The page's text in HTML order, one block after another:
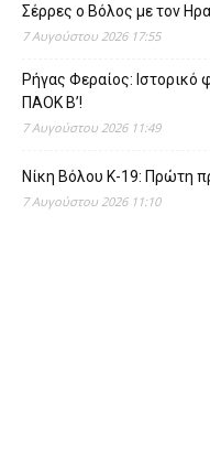
Σέρρες ο Βόλος με τον
7 Αυγούστου 2026 17:55
Ρήγας Φεραίος: Ιστορικό
ΠΑΟΚ Β’!
7 Αυγούστου 2026 11:49
Νίκη Βόλου Κ-19: Πρώτη
7 Αυγούστου 2026 11:10